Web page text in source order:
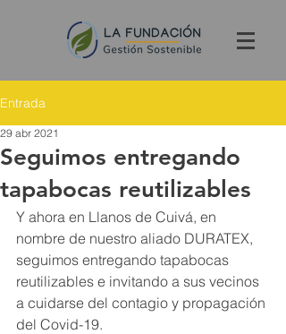
Entrada
Seguimos entregando
tapabocas reutilizables
29 abr 2021
Y ahora en Llanos de Cuivá, en
nombre de nuestro aliado DURATEX,
seguimos entregando tapabocas
reutilizables e invitando a sus vecinos
a cuidarse del contagio y propagación
del Covid-19.